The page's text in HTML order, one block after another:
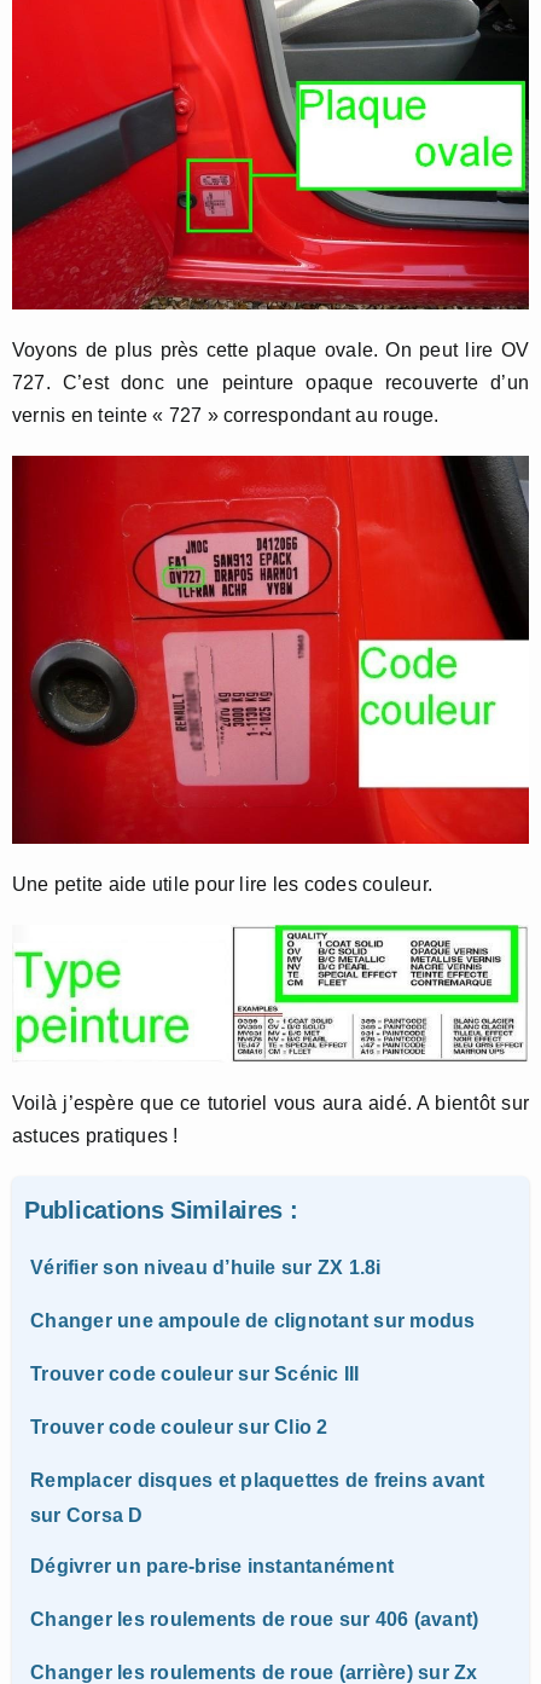
Voyons de plus près cette plaque ovale. On peut lire OV
727. C’est donc une peinture opaque recouverte d’un
vernis en teinte « 727 » correspondant au rouge.
Une petite aide utile pour lire les codes couleur.
Voilà j’espère que ce tutoriel vous aura aidé. A bientôt sur
astuces pratiques !
Publications Similaires :
Vérifier son niveau d’huile sur ZX 1.8i
Changer une ampoule de clignotant sur modus
Trouver code couleur sur Scénic III
Trouver code couleur sur Clio 2
Remplacer disques et plaquettes de freins avant
sur Corsa D
Dégivrer un pare-brise instantanément
Changer les roulements de roue sur 406 (avant)
Changer les roulements de roue (arrière) sur Zx